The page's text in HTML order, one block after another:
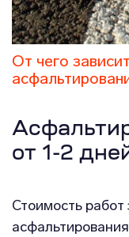
От чего
от 1-2
Стоимость